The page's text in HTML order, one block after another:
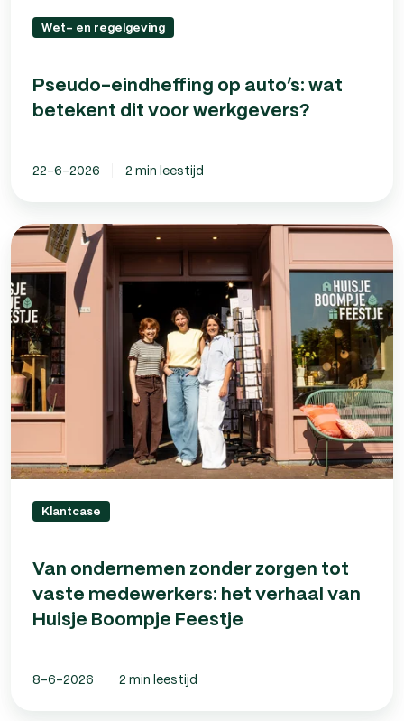
Wet- en regelgeving
Pseudo-eindheffing op auto’s: wat
betekent dit voor werkgevers?
22-6-2026 2 min leestijd
Van
ondernemen
zonder
zorgen
tot
vaste
medewerkers:
het
verhaal
van
Huisje
Boompje
Klantcase
Van ondernemen zonder zorgen tot
vaste medewerkers: het verhaal van
Huisje Boompje Feestje
8-6-2026 2 min leestijd